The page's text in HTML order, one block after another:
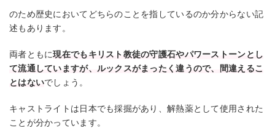
のため歴史においてどちらのことを指しているのか分からない記
述もあります。
両者ともに現在でもキリスト教徒の守護石やパワーストーンとし
て流通していますが、ルックスがまったく違うので、間違えるこ
とはないでしょう。
キャストライトは日本でも採掘があり、解熱薬として使用された
ことが分かっています。